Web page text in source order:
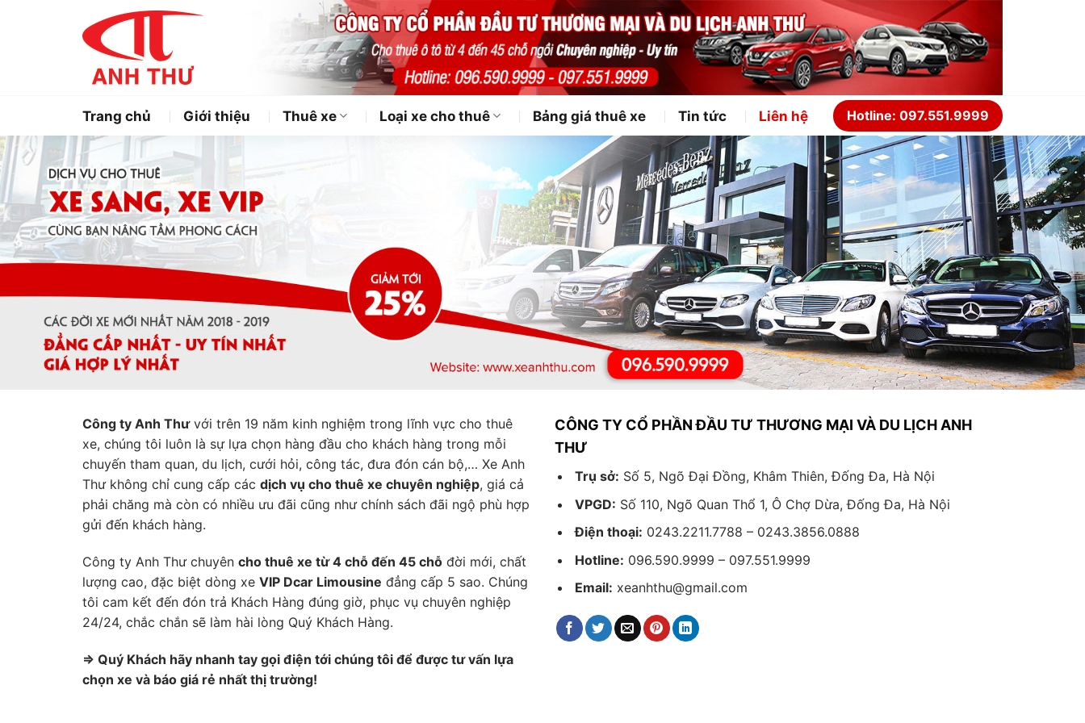
Trang chủ Giới thiệu Thuê xe Loại xe cho thuê Bảng giá thuê xe Tin tức Liên hệ Hotline: 097.551.9999
Công ty Anh Thưvới trên 19 năm kinh nghiệm trong lĩnh vực cho thuê
xe, chúng tôi luôn là sự lựa chọn hàng đầu cho khách hàng trong mỗi
chuyến tham quan, du lịch, cưới hỏi, công tác, đưa đón cán bộ,… Xe Anh
Thư không chỉ cung cấp các dịch vụ cho thuê xe chuyên nghiệp, giá cả
phải chăng mà còn có nhiều ưu đãi cũng như chính sách đãi ngộ phù hợp
gửi đến khách hàng.
Công ty Anh Thư chuyên cho thuê xe từ 4 chỗ đến 45 chỗ đời mới, chất
lượng cao, đặc biệt dòng xe VIP Dcar Limousine đẳng cấp 5 sao. Chúng
tôi cam kết đến đón trả Khách Hàng đúng giờ, phục vụ chuyên nghiệp
24/24, chắc chắn sẽ làm hài lòng Quý Khách Hàng.
=> Quý Khách hãy nhanh tay gọi điện tới chúng tôi để được tư vấn lựa
chọn xe và báo giá rẻ nhất thị trường!
CÔNG TY CỔ PHẦN ĐẦU TƯ THƯƠNG MẠI VÀ DU LỊCH ANH
THƯ
Trụ sở: Số 5, Ngõ Đại Đồng, Khâm Thiên, Đống Đa, Hà Nội
VPGD: Số 110, Ngõ Quan Thổ 1, Ô Chợ Dừa, Đống Đa, Hà Nội
Điện thoại: 0243.2211.7788 – 0243.3856.0888
Hotline: 096.590.9999 – 097.551.9999
Email: xeanhthu@gmail.com